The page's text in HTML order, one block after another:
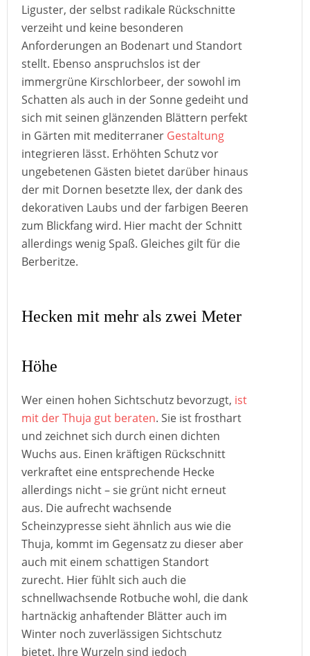
Liguster, der selbst radikale Rückschnitte
verzeiht und keine besonderen
Anforderungen an Bodenart und Standort
stellt. Ebenso anspruchslos ist der
immergrüne Kirschlorbeer, der sowohl im
Schatten als auch in der Sonne gedeiht und
sich mit seinen glänzenden Blättern perfekt
in Gärten mit mediterraner Gestaltung
integrieren lässt. Erhöhten Schutz vor
ungebetenen Gästen bietet darüber hinaus
der mit Dornen besetzte Ilex, der dank des
dekorativen Laubs und der farbigen Beeren
zum Blickfang wird. Hier macht der Schnitt
allerdings wenig Spaß. Gleiches gilt für die
Berberitze.
Hecken mit mehr als zwei Meter
Höhe
Wer einen hohen Sichtschutz bevorzugt, ist
mit der Thuja gut beraten. Sie ist frosthart
und zeichnet sich durch einen dichten
Wuchs aus. Einen kräftigen Rückschnitt
verkraftet eine entsprechende Hecke
allerdings nicht – sie grünt nicht erneut
aus. Die aufrecht wachsende
Scheinzypresse sieht ähnlich aus wie die
Thuja, kommt im Gegensatz zu dieser aber
auch mit einem schattigen Standort
zurecht. Hier fühlt sich auch die
schnellwachsende Rotbuche wohl, die dank
hartnäckig anhaftender Blätter auch im
Winter noch zuverlässigen Sichtschutz
bietet. Ihre Wurzeln sind jedoch